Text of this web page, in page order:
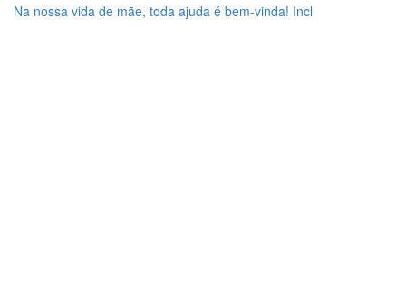
Na nossa vida de mãe, toda ajuda é bem-vinda! Incl